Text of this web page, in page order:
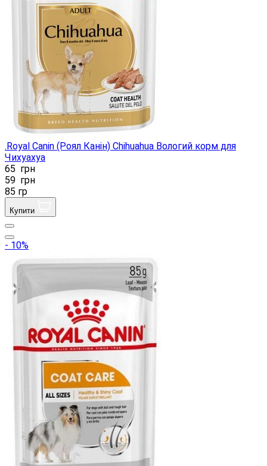
.Royal Canin (Роял Канін) Chihuahua Вологий корм для
Чихуахуа
65 грн
59 грн
85 гр
Купити
- 10%